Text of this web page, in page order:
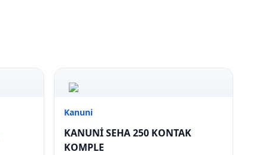
Kanuni
KANUNİ SEHA 250 KONTAK
KOMPLE